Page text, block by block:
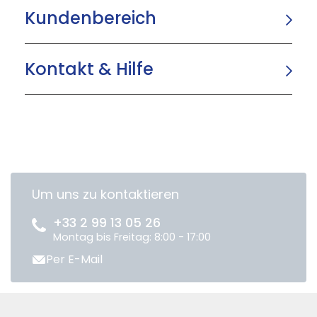
Kundenbereich
Kontakt & Hilfe
Um uns zu kontaktieren
+33 2 99 13 05 26
Montag bis Freitag: 8:00 - 17:00
Per E-Mail